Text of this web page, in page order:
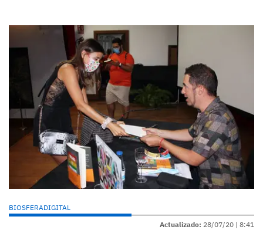
BIOSFERADIGITAL
Actualizado: 28/07/20 | 8:41